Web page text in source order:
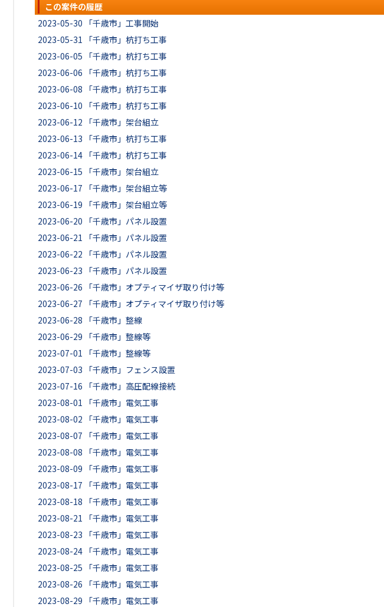
この案件の履歴
2023-05-30
「千歳市」工事開始
2023-05-31
「千歳市」杭打ち工事
2023-06-05
「千歳市」杭打ち工事
2023-06-06
「千歳市」杭打ち工事
2023-06-08
「千歳市」杭打ち工事
2023-06-10
「千歳市」杭打ち工事
2023-06-12
「千歳市」架台組立
2023-06-13
「千歳市」杭打ち工事
2023-06-14 「千歳市」杭打ち工事
2023-06-15
「千歳市」架台組立
2023-06-17
「千歳市」架台組立等
2023-06-19
「千歳市」架台組立等
2023-06-20
「千歳市」パネル設置
2023-06-21
「千歳市」パネル設置
2023-06-22
「千歳市」パネル設置
2023-06-23
「千歳市」パネル設置
2023-06-26
「千歳市」オプティマイザ取り付け等
2023-06-27
「千歳市」オプティマイザ取り付け等
2023-06-28
「千歳市」整線
2023-06-29
「千歳市」整線等
2023-07-01
「千歳市」整線等
2023-07-03
「千歳市」フェンス設置
2023-07-16
「千歳市」高圧配線接続
2023-08-01
「千歳市」電気工事
2023-08-02
「千歳市」電気工事
2023-08-07
「千歳市」電気工事
2023-08-08
「千歳市」電気工事
2023-08-09
「千歳市」電気工事
2023-08-17
「千歳市」電気工事
2023-08-18
「千歳市」電気工事
2023-08-21
「千歳市」電気工事
2023-08-23
「千歳市」電気工事
2023-08-24 「千歳市」電気工事
2023-08-25
「千歳市」電気工事
2023-08-26
「千歳市」電気工事
2023-08-29
「千歳市」電気工事